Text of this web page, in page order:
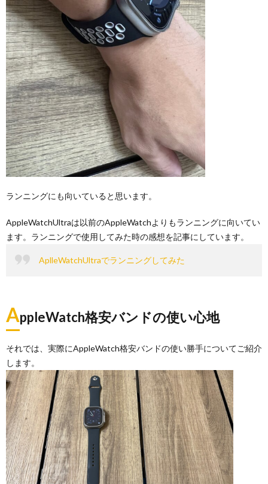
ランニングにも向いていると思います。
AppleWatchUltraは以前のAppleWatchよりもランニングに向いてい
ます。ランニングで使用してみた時の感想を記事にしています。
AplleWatchUltraでランニングしてみた
AppleWatch格安バンドの使い心地
それでは、実際にAppleWatch格安バンドの使い勝手についてご紹介
します。